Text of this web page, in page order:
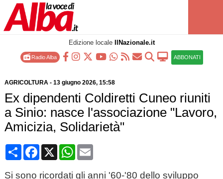
Edizione locale IlNazionale.it
Radio Alba ABBONATI
AGRICOLTURA- 13 giugno 2026, 15:58
Ex dipendenti Coldiretti Cuneo riuniti
a Sinio: nasce l'associazione "Lavoro,
Amicizia, Solidarietà"
CondividiFacebook
X WhatsApp
Email
Si sono ricordati gli anni '60-'80 dello sviluppo